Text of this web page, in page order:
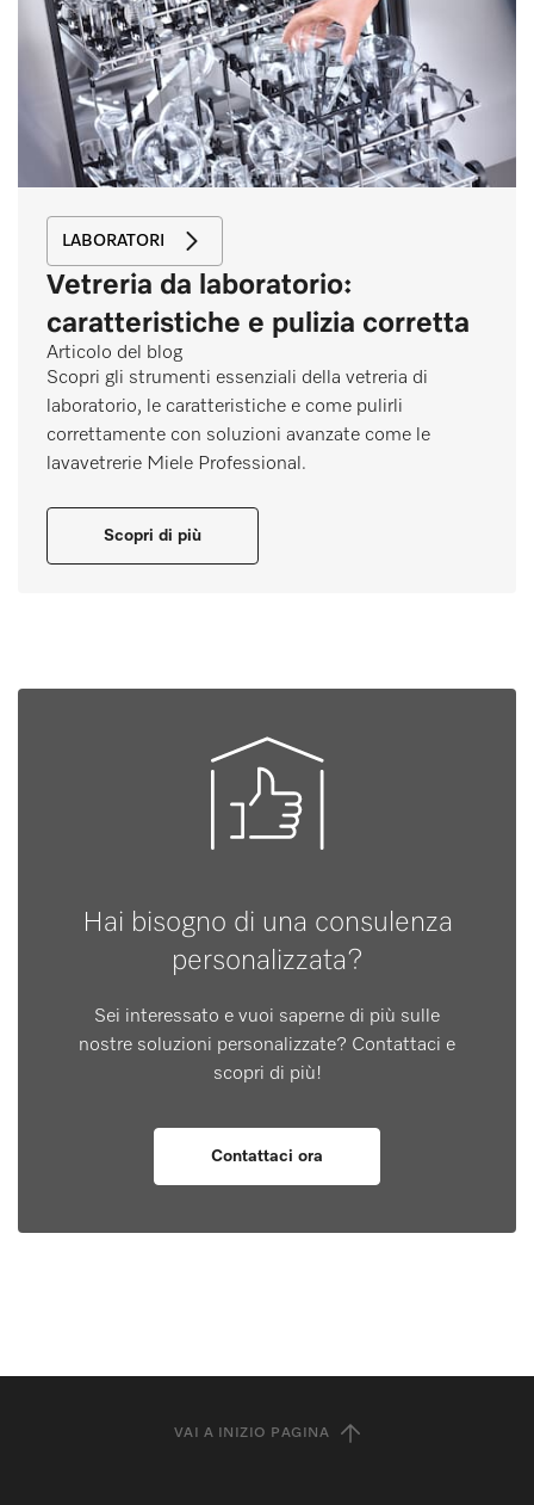
LABORATORI
Vetreria da laboratorio:
caratteristiche e pulizia corretta
Articolo del blog
Scopri gli strumenti essenziali della vetreria di
laboratorio, le caratteristiche e come pulirli
correttamente con soluzioni avanzate come le
lavavetrerie Miele Professional.
Scopri di più
Hai bisogno di una consulenza
personalizzata?
Sei interessato e vuoi saperne di più sulle
nostre soluzioni personalizzate? Contattaci e
scopri di più!
Contattaci ora
VAI A INIZIO PAGINA